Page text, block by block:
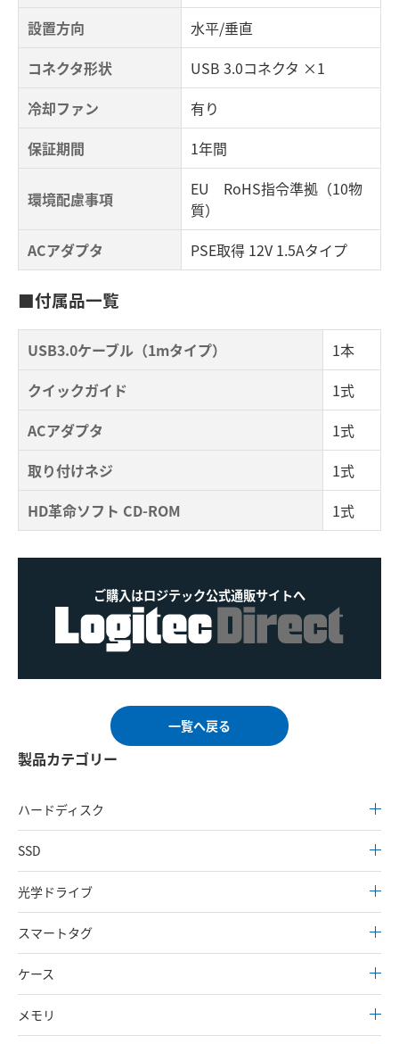
設置方向
水平/垂直
コネクタ形状
USB 3.0コネクタ ×1
冷却ファン
有り
保証期間
1年間
環境配慮事項
EU RoHS指令準拠（10物
質）
ACアダプタ
PSE取得 12V 1.5Aタイプ
■付属品一覧
USB3.0ケーブル（1mタイプ）
1本
クイックガイド
1式
ACアダプタ
1式
取り付けネジ
1式
HD革命ソフト CD-ROM
1式
ご購入はロジテック公式通販サイトへ
一覧へ戻る
製品カテゴリー
ハードディスク
SSD
光学ドライブ
スマートタグ
ケース
メモリ